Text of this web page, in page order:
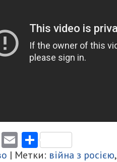
ViberEmailПоділитися
| Метки: війна з росією,